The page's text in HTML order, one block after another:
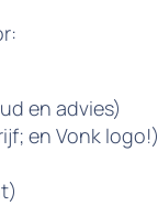
en advies)
en Vonk logo!)